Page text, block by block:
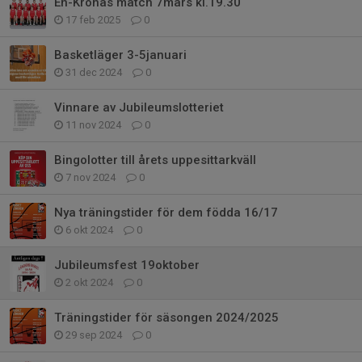
17 feb 2025 0
Basketläger 3-5januari
31 dec 2024 0
Vinnare av Jubileumslotteriet
11 nov 2024 0
Bingolotter till årets uppesittarkväll
7 nov 2024 0
Nya träningstider för dem födda 16/17
6 okt 2024 0
Jubileumsfest 19oktober
2 okt 2024 0
Träningstider för säsongen 2024/2025
29 sep 2024 0